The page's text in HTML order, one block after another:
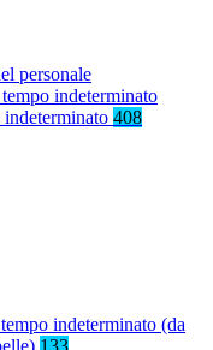
personale
indeterminato
indeterminato 408
indeterminato (da